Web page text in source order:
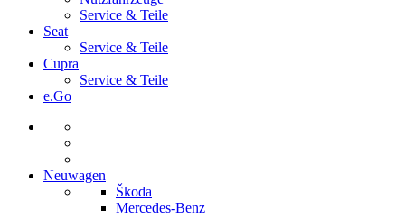
Service & Teile
Seat
Service & Teile
Cupra
Service & Teile
e.Go
Neuwagen
Škoda
Mercedes-Benz